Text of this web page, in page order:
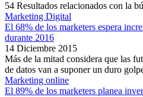
54 Resultados relacionados con la
Marketing Digital
El 68% de los marketers espera
durante 2016
14 Diciembre 2015
Más de la mitad considera que las
de datos van a suponer un duro
Marketing online
El 89% de los marketers planea